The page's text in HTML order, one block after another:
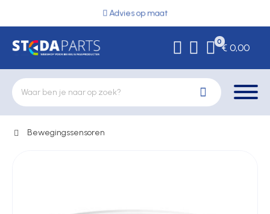
Advies op maat
0
€ 0,00
Deurbeslag
Bewegingssensoren